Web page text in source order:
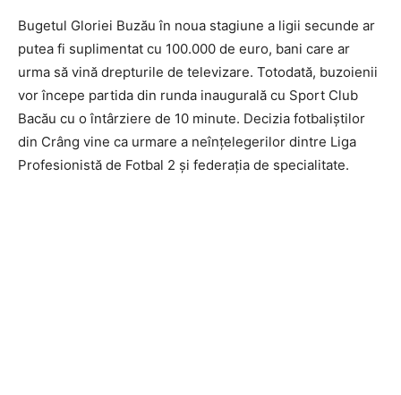
Bugetul Gloriei Buzău în noua stagiune a ligii secunde ar
putea fi suplimentat cu 100.000 de euro, bani care ar
urma să vină drepturile de televizare. Totodată, buzoienii
vor începe partida din runda inaugurală cu Sport Club
Bacău cu o întârziere de 10 minute. Decizia fotbaliștilor
din Crâng vine ca urmare a neînțelegerilor dintre Liga
Profesionistă de Fotbal 2 și federația de specialitate.